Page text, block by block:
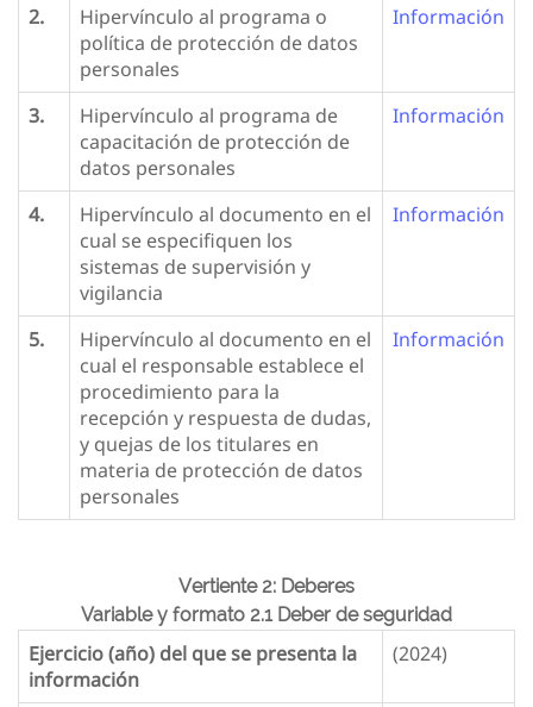
2.
Hipervínculo al programa o
política de protección de datos
personales
Información
3.
Hipervínculo al programa de
capacitación de protección de
datos personales
Información
4.
Hipervínculo al documento en el
cual se especifiquen los
sistemas de supervisión y
vigilancia
Información
5.
Hipervínculo al documento en el
cual el responsable establece el
procedimiento para la
recepción y respuesta de dudas,
y quejas de los titulares en
materia de protección de datos
personales
Información
Vertiente 2: Deberes
Variable y formato 2.1 Deber de seguridad
Ejercicio (año) del que se presenta la
información
(2024)